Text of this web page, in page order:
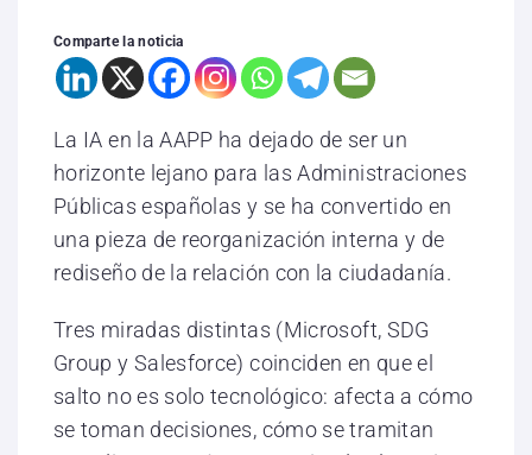
Comparte la noticia
La IA en la AAPP ha dejado de ser un
horizonte lejano para las Administraciones
Públicas españolas y se ha convertido en
una pieza de reorganización interna y de
rediseño de la relación con la ciudadanía.
Tres miradas distintas (Microsoft, SDG
Group y Salesforce) coinciden en que el
salto no es solo tecnológico: afecta a cómo
se toman decisiones, cómo se tramitan